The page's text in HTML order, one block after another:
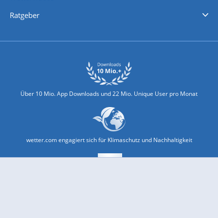
Ratgeber
Über 10 Mio. App Downloads und 22 Mio. Unique User pro Monat
wetter.com engagiert sich für Klimaschutz und Nachhaltigkeit